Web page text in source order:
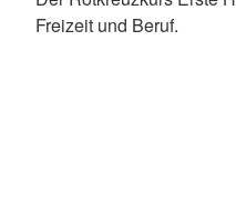
Freizeit und Beruf.